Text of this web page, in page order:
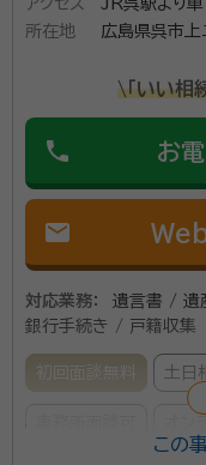
アクセス
JR呉駅より
所在地
広島県呉市
\「いい相
phone お
mail
対応業務：
遺言書 / 遺
銀行手続き / 戸籍収集
初回面談無料 土日
この